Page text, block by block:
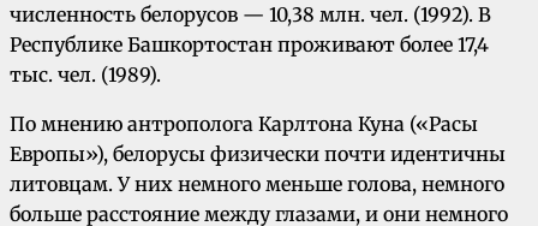
численность белорусов — 10,38 млн. чел. (1992). В
Республике Башкортостан проживают более 17,4
тыс. чел. (1989).
По мнению антрополога Карлтона Куна («Расы
Европы»), белорусы физически почти идентичны
литовцам. У них немного меньше голова, немного
больше расстояние между глазами, и они немного